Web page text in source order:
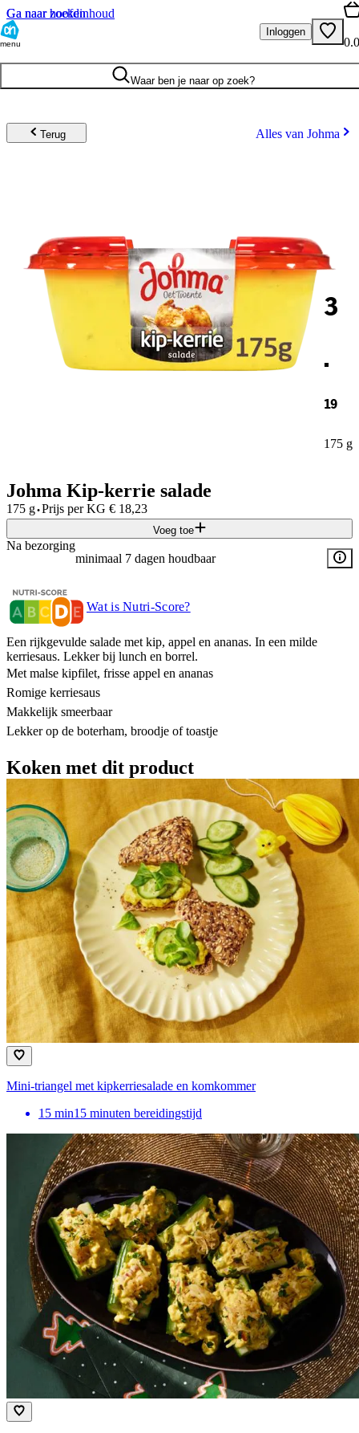
Ga naar hoofdinhoud
Ga naar zoeken
menu
Inloggen
Waar ben je naar op zoek?
Terug Alles van Johma
3
.
19
175 g
Johma Kip-kerrie salade
175 g·Prijs per KG € 18,23
Voeg toe
Na bezorging
minimaal 7 dagen houdbaar
Wat is Nutri-Score?
Een rijkgevulde salade met kip, appel en ananas. In een milde
kerriesaus. Lekker bij lunch en borrel.
Met malse kipfilet, frisse appel en ananas
Romige kerriesaus
Makkelijk smeerbaar
Lekker op de boterham, broodje of toastje
Koken met dit product
Mini-triangel met kipkerriesalade en komkommer
15 min15 minuten bereidingstijd